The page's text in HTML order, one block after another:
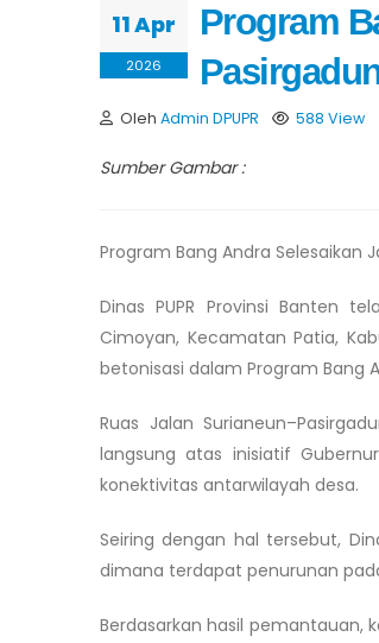
11 Apr
2026
Program
Oleh Admin DPUPR 588 View
Sumber Gambar :
Program Bang Andra Selesaikan
Dinas PUPR Provinsi Banten
Cimoyan, Kecamatan Patia,
betonisasi dalam Program Bang
Ruas Jalan
langsung atas inisiatif
konektivitas antarwilayah desa.
Seiring dengan hal tersebut,
dimana terdapat penurunan
Berdasarkan hasil pemantauan,